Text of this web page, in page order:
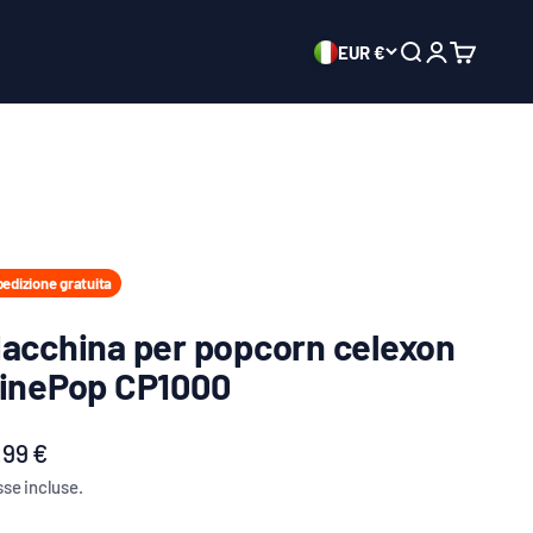
EUR € Mostra il menu
MostraMostra il
gratuita
per popcorn celexon
CP1000
scontato
€
incluse.